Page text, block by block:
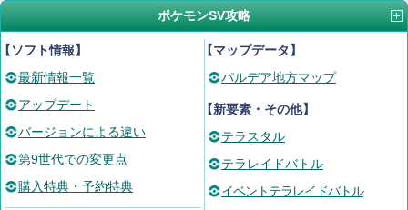
ポケモンSV攻略
ソフト情報】
最新情報一覧
アップデート
バージョンによる違い
第9世代での変更点
購入特典・予約特典
【マップデータ】
パルデア地方マップ
【新要素・その他】
テラスタル
テラレイドバトル
イベントテラレイドバトル